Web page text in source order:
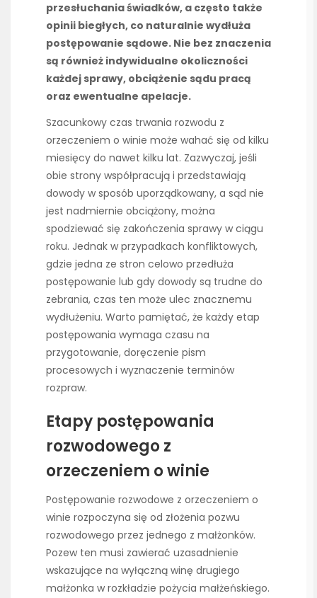
przesłuchania świadków, a często także
opinii biegłych, co naturalnie wydłuża
postępowanie sądowe. Nie bez znaczenia
są również indywidualne okoliczności
każdej sprawy, obciążenie sądu pracą
oraz ewentualne apelacje.
Szacunkowy czas trwania rozwodu z
orzeczeniem o winie może wahać się od kilku
miesięcy do nawet kilku lat. Zazwyczaj, jeśli
obie strony współpracują i przedstawiają
dowody w sposób uporządkowany, a sąd nie
jest nadmiernie obciążony, można
spodziewać się zakończenia sprawy w ciągu
roku. Jednak w przypadkach konfliktowych,
gdzie jedna ze stron celowo przedłuża
postępowanie lub gdy dowody są trudne do
zebrania, czas ten może ulec znacznemu
wydłużeniu. Warto pamiętać, że każdy etap
postępowania wymaga czasu na
przygotowanie, doręczenie pism
procesowych i wyznaczenie terminów
rozpraw.
Etapy postępowania
rozwodowego z
orzeczeniem o winie
Postępowanie rozwodowe z orzeczeniem o
winie rozpoczyna się od złożenia pozwu
rozwodowego przez jednego z małżonków.
Pozew ten musi zawierać uzasadnienie
wskazujące na wyłączną winę drugiego
małżonka w rozkładzie pożycia małżeńskiego.